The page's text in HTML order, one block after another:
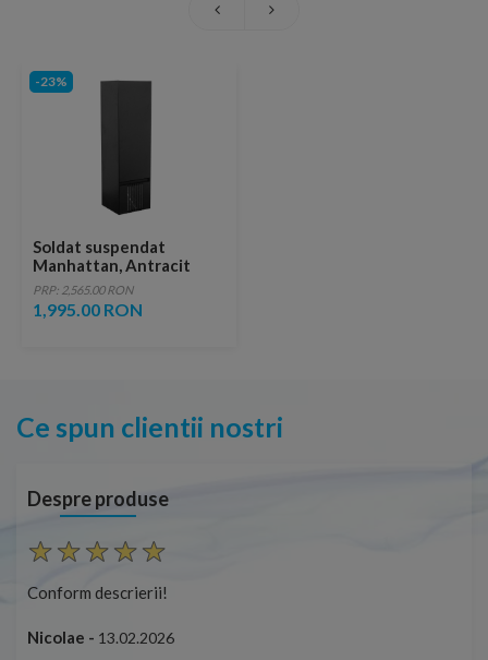
-23%
Soldat suspendat
Manhattan, Antracit
PRP: 2,565.00 RON
1,995.00 RON
Ce spun clientii nostri
Despre produse
Conform descrierii!
Nicolae - 13.02.2026